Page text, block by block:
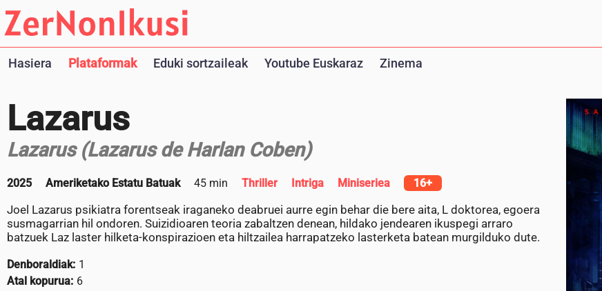
Hasiera Plataformak Eduki sortzaileak Youtube Euskaraz Zinema
Lazarus
Lazarus (Lazarus de Harlan Coben)
2025 Ameriketako Estatu Batuak 45 min Thriller Intriga Miniseriea 16+
Joel Lazarus psikiatra forentseak iraganeko deabruei aurre egin behar die bere aita, L doktorea, egoera
susmagarrian hil ondoren. Suizidioaren teoria zabaltzen denean, hildako jendearen ikuspegi arraro
batzuek Laz laster hilketa-konspirazioen eta hiltzailea harrapatzeko lasterketa batean murgilduko dute.
Denboraldiak: 1
Atal kopurua: 6